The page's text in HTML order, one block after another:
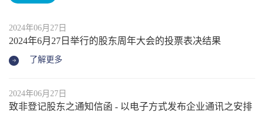
2024年06月27日
2024年6月27日举行的股东周年大会的投票表决结果
了解更多
2024年06月27日
致非登记股东之通知信函 - 以电子方式发布企业通讯之安排